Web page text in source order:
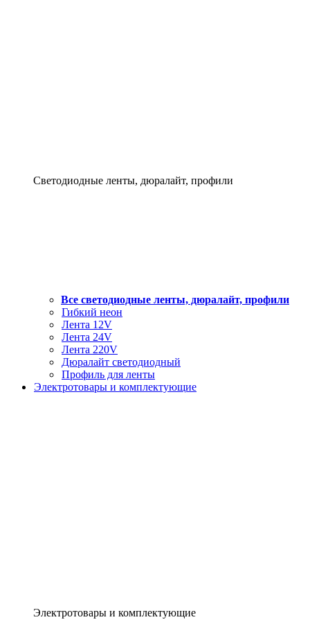
Светодиодные ленты, дюралайт, профили
Все светодиодные ленты, дюралайт, профили
Гибкий неон
Лента 12V
Лента 24V
Лента 220V
Дюралайт светодиодный
Профиль для ленты
Электротовары и комплектующие
Электротовары и комплектующие